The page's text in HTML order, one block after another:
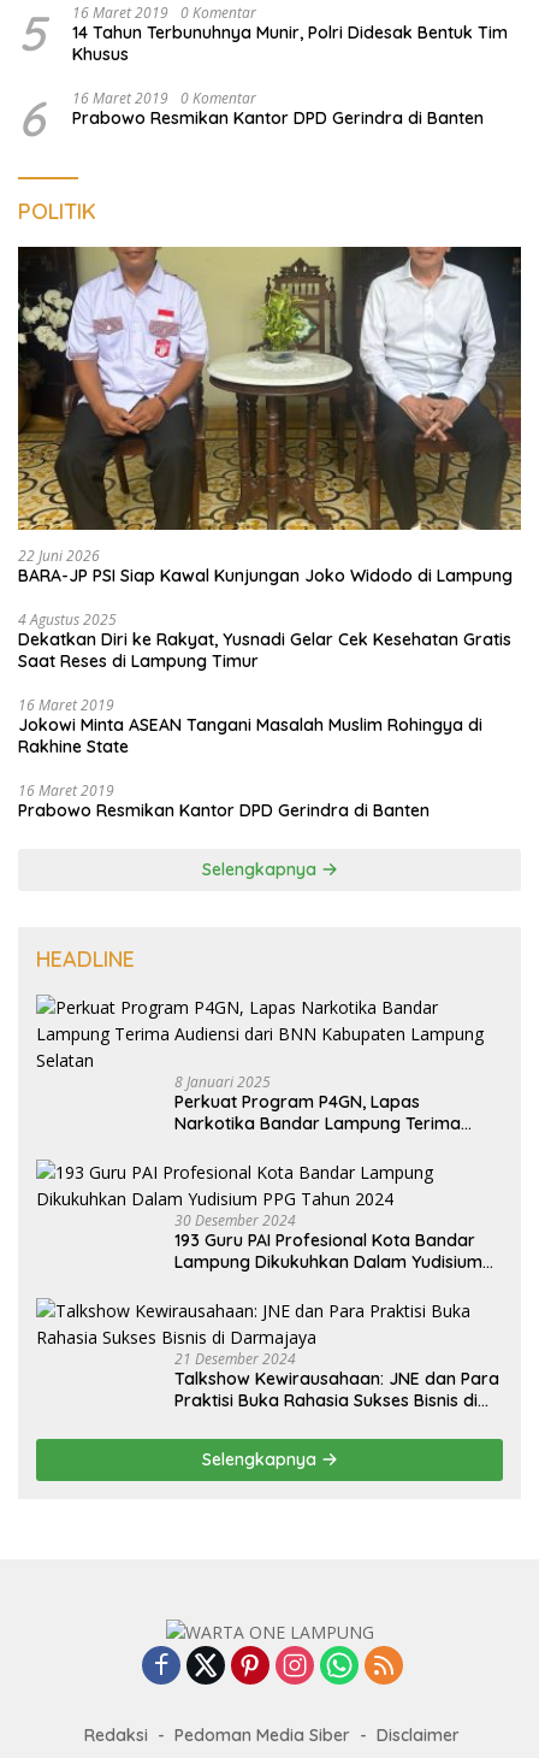
5 16 Maret 2019 0 Komentar
14 Tahun Terbunuhnya Munir, Polri Didesak Bentuk Tim
Khusus
6 16 Maret 2019 0 Komentar
Prabowo Resmikan Kantor DPD Gerindra di Banten
POLITIK
22 Juni 2026
BARA-JP PSI Siap Kawal Kunjungan Joko Widodo di Lampung
4 Agustus 2025
Dekatkan Diri ke Rakyat, Yusnadi Gelar Cek Kesehatan Gratis
Saat Reses di Lampung Timur
16 Maret 2019
Jokowi Minta ASEAN Tangani Masalah Muslim Rohingya di
Rakhine State
16 Maret 2019
Prabowo Resmikan Kantor DPD Gerindra di Banten
Selengkapnya
HEADLINE
8 Januari 2025
Perkuat Program P4GN, Lapas
Narkotika Bandar Lampung Terima
Selatan
30 Desember 2024
193 Guru PAI Profesional Kota Bandar
Lampung Dikukuhkan Dalam Yudisium
21 Desember 2024
Talkshow Kewirausahaan: JNE dan Para
Praktisi Buka Rahasia Sukses Bisnis di
Selengkapnya
Redaksi Pedoman Media Siber
Disclaimer